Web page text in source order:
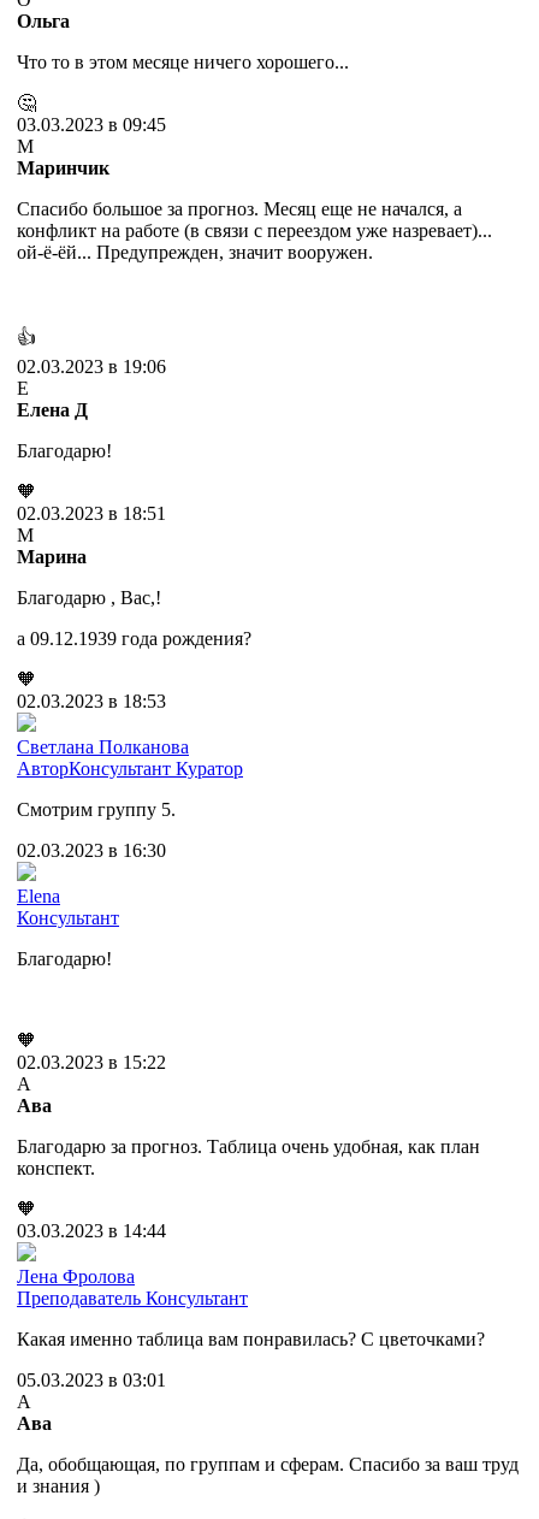
Ольга
Что то в этом месяце ничего хорошего...
🤔
03.03.2023 в 09:45
М
Маринчик
Спасибо большое за прогноз. Месяц еще не начался, а
конфликт на работе (в связи с переездом уже назревает)...
ой-ё-ёй... Предупрежден, значит вооружен.
👍
02.03.2023 в 19:06
Е
Елена Д
Благодарю!
🧡
02.03.2023 в 18:51
М
Марина
Благодарю , Вас,!
а 09.12.1939 года рождения?
🧡
02.03.2023 в 18:53
Cветлана Полканова
АвторКонсультант Куратор
Смотрим группу 5.
02.03.2023 в 16:30
Elena
Консультант
Благодарю!
🧡
02.03.2023 в 15:22
А
Ава
Благодарю за прогноз. Таблица очень удобная, как план
конспект.
🧡
03.03.2023 в 14:44
Лена Фролова
Преподаватель Консультант
Какая именно таблица вам понравилась? С цветочками?
05.03.2023 в 03:01
А
Ава
Да, обобщающая, по группам и сферам. Спасибо за ваш труд
и знания )